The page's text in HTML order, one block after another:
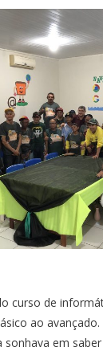
curso de
ao
sonhava em